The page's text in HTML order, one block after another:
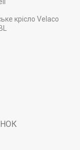
крісло Velaco